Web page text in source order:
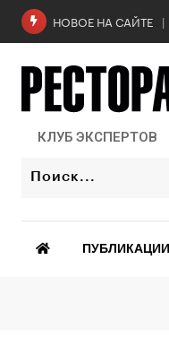
НОВОЕ НА САЙТЕ
КЛУБ ЭКСПЕРТОВ
ПУБЛИКАЦИИ